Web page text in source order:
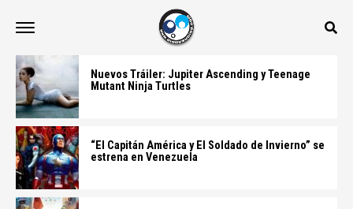
Nuevos Tráiler: Jupiter Ascending y Teenage
Mutant Ninja Turtles
“El Capitán América y El Soldado de Invierno” se
estrena en Venezuela